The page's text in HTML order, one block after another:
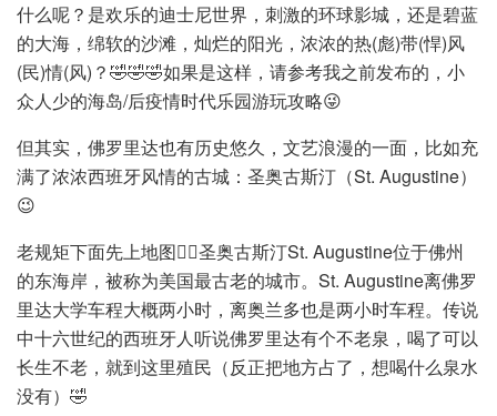
什么呢？是欢乐的迪士尼世界，刺激的环球影城，还是碧蓝
的大海，绵软的沙滩，灿烂的阳光，浓浓的热(彪)带(悍)风
(民)情(风)？🤣🤣🤣如果是这样，请参考我之前发布的，小
众人少的海岛/后疫情时代乐园游玩攻略😜
但其实，佛罗里达也有历史悠久，文艺浪漫的一面，比如充
满了浓浓西班牙风情的古城：圣奥古斯汀（St. Augustine）
😉
老规矩下面先上地图👇🏻圣奥古斯汀St. Augustine位于佛州
的东海岸，被称为美国最古老的城市。St. Augustine离佛罗
里达大学车程大概两小时，离奥兰多也是两小时车程。传说
中十六世纪的西班牙人听说佛罗里达有个不老泉，喝了可以
长生不老，就到这里殖民（反正把地方占了，想喝什么泉水
没有）🤣